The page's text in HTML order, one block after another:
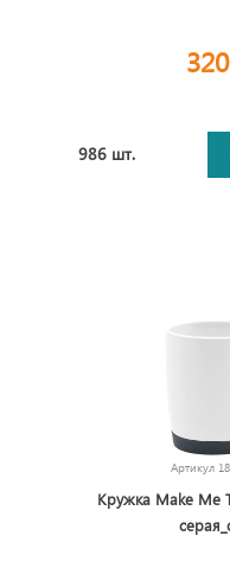
986 шт.
Артикул
Кружка Make Me